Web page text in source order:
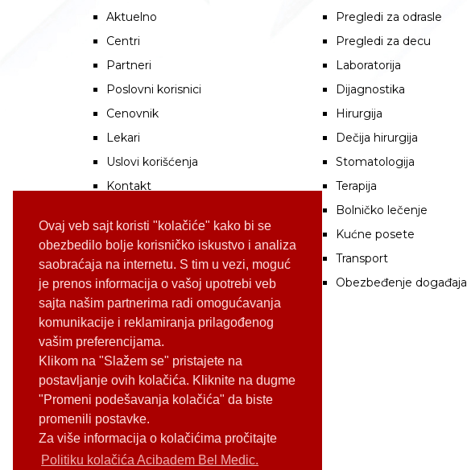
Ovaj veb sajt koristi "kolačiće" kako bi se
obezbedilo bolje korisničko iskustvo i analiza
saobraćaja na internetu. S tim u vezi, moguć
je prenos informacija o vašoj upotrebi veb
sajta našim partnerima radi omogućavanja
komunikacije i reklamiranja prilagođenog
vašim preferencijama.
Klikom na "Slažem se" pristajete na
postavljanje ovih kolačića. Kliknite na dugme
"Promeni podešavanja kolačića" da biste
promenili postavke.
Za više informacija o kolačićima pročitajte
Politiku kolačića Acibadem Bel Medic.
Aktuelno
Centri
Partneri
Poslovni korisnici
Cenovnik
Lekari
Uslovi korišćenja
Kontakt
Pregledi za odrasle
Pregledi za decu
Laboratorija
Dijagnostika
Hirurgija
Dečija hirurgija
Stomatologija
Terapija
Bolničko lečenje
Kućne posete
Transport
Obezbeđenje događaja